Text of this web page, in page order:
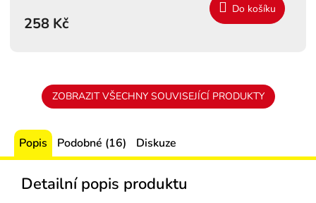
258 Kč
Do košíku
ZOBRAZIT VŠECHNY SOUVISEJÍCÍ PRODUKTY
Popis Podobné (16) Diskuze
Detailní popis produktu